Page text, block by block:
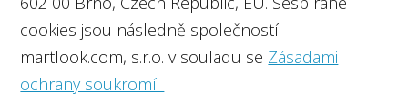
cookies jsou následně společností
martlook.com, s.r.o. v souladu se Zásadami
ochrany soukromí.